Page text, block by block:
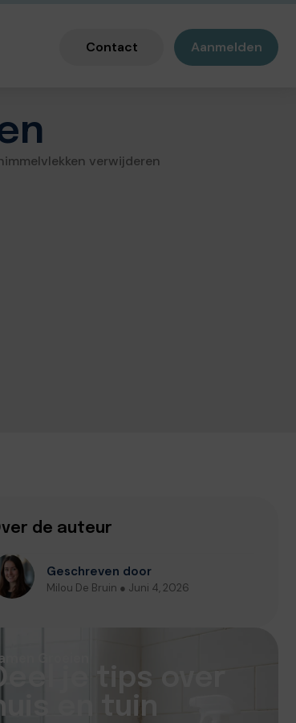
Contact Aanmelden
verwijderen
de auteur
Geschreven door
Milou De Bruin ● Juni 4, 2026
Groeien
Deel je tips over
huis en tuin